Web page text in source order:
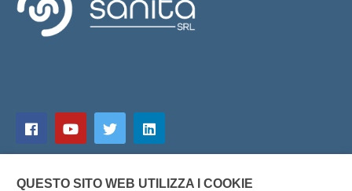
QUESTO SITO WEB UTILIZZA I COOKIE